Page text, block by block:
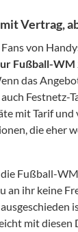
Vertrag,
von
Fußball-WM
das
Festnetz-
mit Tarif und
die eher
Fußball-
an ihr keine
mit diesen